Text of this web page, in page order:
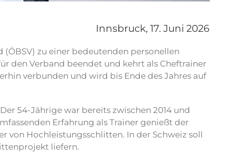
Innsbruck, 17. Juni 2026
zu einer bedeutenden personellen
den Verband beendet und kehrt als Cheftrainer
verbunden und wird bis Ende des Jahres auf
54-Jährige war bereits zwischen 2014 und
Erfahrung als Trainer genießt der
von Hochleistungsschlitten. In der Schweiz soll
liefern.